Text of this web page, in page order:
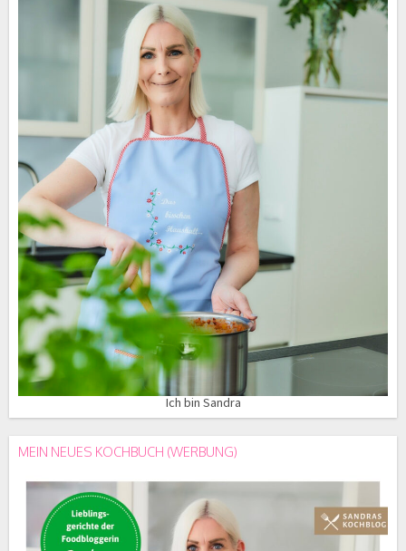
Ich bin Sandra
MEIN NEUES KOCHBUCH (WERBUNG)